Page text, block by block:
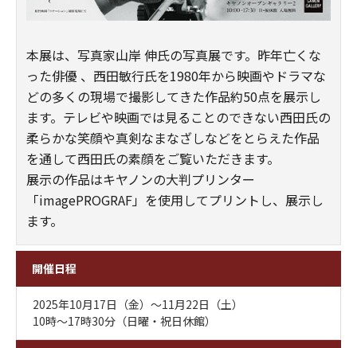
本展は、写真家山岸 伸氏の写真展です。昨年亡くな
った俳優 、西田敏行氏を1980年から映画やドラマな
どの多くの現場で撮影してきた作品約50点を展示し
ます。テレビや映画では見ることのできない西田氏の
柔らかな笑顔や真剣なまなざしなどをとらえた作品
を通して西田氏の素顔をご覧いただきます。
展示の作品はキヤノンの大判プリンター
「imagePROGRAF」を使用してプリントし、展示し
ます。
開催日程
2025年10月17日（金）～11月22日（土）
10時～17時30分（日曜・祝日休館）